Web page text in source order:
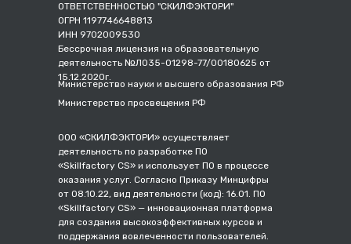
ОТВЕТСТВЕННОСТЬЮ "СКИЛФЭКТОРИ"
ОГРН 1197746648813
ИНН 9702009530
Бессрочная лицензия на образовательную
деятельность №Л035-01298-77/00180625 от
15.12.2020г.
Министерство науки и высшего образования РФ
Министерство просвещения РФ
ООО «СКИЛФЭКТОРИ» осуществляет
деятельность по разработке ПО
«Skillfactory CS» и использует ПО в процессе
оказания услуг. Согласно Приказу Минцифры
от 08.10.22, вид деятельности (код): 16.01. ПО
«Skillfactory CS» — инновационная платформа
для создания высокоэффективных курсов и
поддержания вовлеченности пользователей.